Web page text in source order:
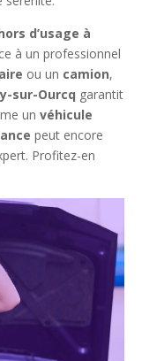
d’usage à
à un professionnel
ou un camion,
sur-Ourcq garantit
un véhicule
peut encore
Profitez-en